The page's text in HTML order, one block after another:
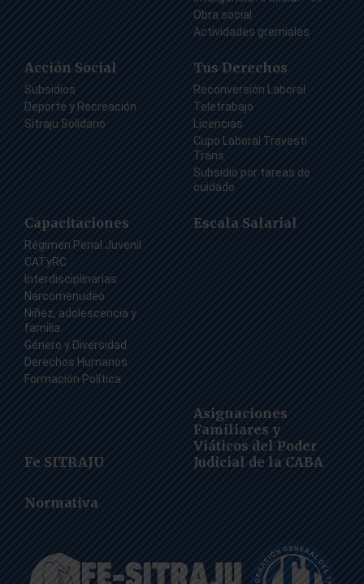
Obra social
Actividades gremiales
Acción Social
Subsidios
Deporte y Recreación
Sitraju Solidario
Tus Derechos
Reconversión Laboral
Teletrabajo
Licencias
Cupo Laboral Travesti
Trans
Subsidio por tareas de
cuidado
Capacitaciones
Régimen Penal Juvenil
CATyRC
Interdisciplinarias
Narcomenudeo
Niñez, adolescencia y
familia
Género y Diversidad
Derechos Humanos
Formación Política
Escala Salarial
Fe SITRAJU
Asignaciones
Familiares y
Viáticos del Poder
Judicial de la CABA
Normativa